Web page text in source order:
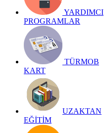
YARDIMCI
PROGRAMLAR
TÜRMOB
KART
UZAKTAN
EĞİTİM